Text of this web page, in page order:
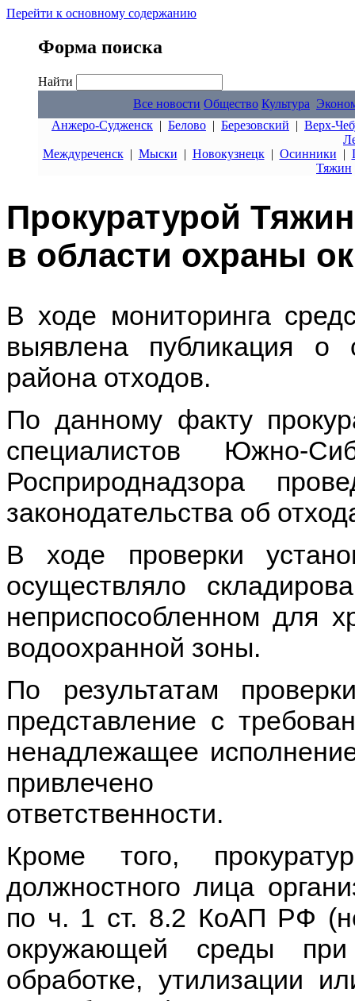
Перейти к основному содержанию
Форма поиска
Найти
Все новости Общество Культура
Анжеро-Судженск | Белово | Березовский | Верх-
Междуреченск| Мыски | Новокузнецк| Осинники |
Тяжин
Прокуратурой
в области охраны
В ходе мониторинга
выявлена публикация о
района отходов.
По данному факту
специалистов Южно-
Росприроднадзора
законодательства об
В ходе проверки
осуществляло
неприспособленном для
водоохранной зоны.
По результатам
представление с
ненадлежащее
Кроме того,
должностного лица
по ч. 1 ст. 8.2 КоАП РФ
окружающей среды при
обработке, утилизации